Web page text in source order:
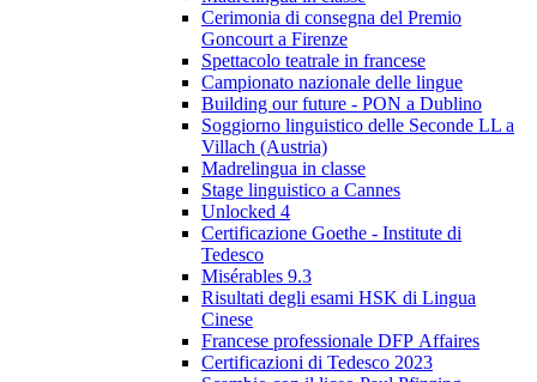
Cerimonia di consegna del Premio
Goncourt a Firenze
Spettacolo teatrale in francese
Campionato nazionale delle lingue
Building our future - PON a Dublino
Soggiorno linguistico delle Seconde LL a
Villach (Austria)
Madrelingua in classe
Stage linguistico a Cannes
Unlocked 4
Certificazione Goethe - Institute di
Tedesco
Misérables 9.3
Risultati degli esami HSK di Lingua
Cinese
Francese professionale DFP Affaires
Certificazioni di Tedesco 2023